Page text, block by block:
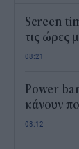
Screen
τις ώρες
08:21
Power
κάνουν
08:12